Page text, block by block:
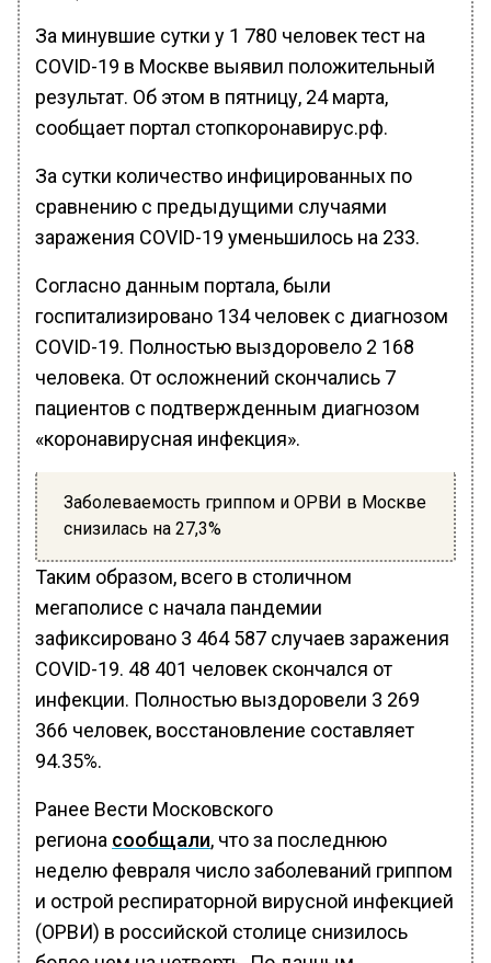
За минувшие сутки у 1 780 человек тест на
COVID-19 в Москве выявил положительный
результат. Об этом в пятницу, 24 марта,
сообщает портал стопкоронавирус.рф.
За сутки количество инфицированных по
сравнению с предыдущими случаями
заражения COVID-19 уменьшилось на 233.
Согласно данным портала, были
госпитализировано 134 человек с диагнозом
COVID-19. Полностью выздоровело 2 168
человека. От осложнений скончались 7
пациентов с подтвержденным диагнозом
«коронавирусная инфекция».
Заболеваемость гриппом и ОРВИ в Москве
снизилась на 27,3%
Таким образом, всего в столичном
мегаполисе с начала пандемии
зафиксировано 3 464 587 случаев заражения
COVID-19. 48 401 человек скончался от
инфекции. Полностью выздоровели 3 269
366 человек, восстановление составляет
94.35%.
Ранее Вести Московского
региона сообщали, что за последнюю
неделю февраля число заболеваний гриппом
и острой респираторной вирусной инфекцией
(ОРВИ) в российской столице снизилось